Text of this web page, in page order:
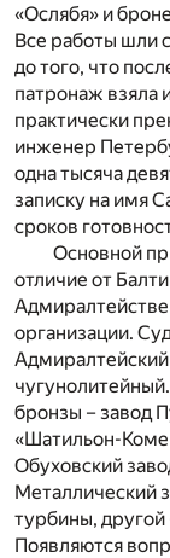
«Ослябя» и
Все работы шли
до того, что
патронаж взяла
практически
инженер
одна тысяча
записку на имя
сроков
Основной
отличие от
организации.
бронзы – завод
«Шатильон-
Обуховский
Металлический
турбины,
Появляются